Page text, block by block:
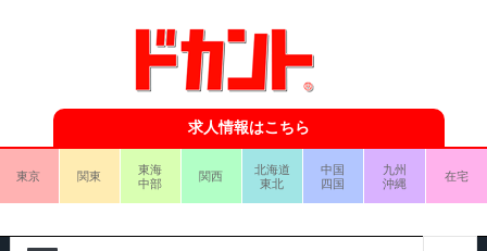
求人情報はこちら
東京 関東
東海
中部
関西
北海道
東北
中国
四国
九州
沖縄
在宅